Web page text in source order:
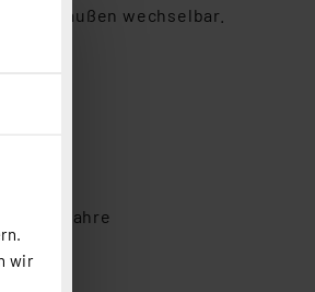
wir
von außen wechselbar.
ca. 2 Jahre